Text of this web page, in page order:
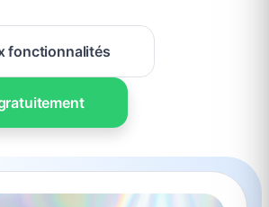
fonctionnalités